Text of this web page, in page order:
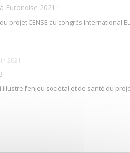
Euronoise 2021 !
projet CENSE au congrès International
2021
l'enjeu sociétal et de santé du projet